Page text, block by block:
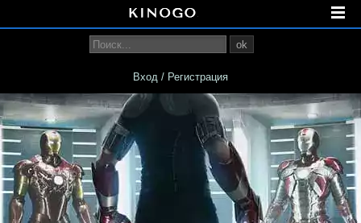
ok
Вход / Регистрация